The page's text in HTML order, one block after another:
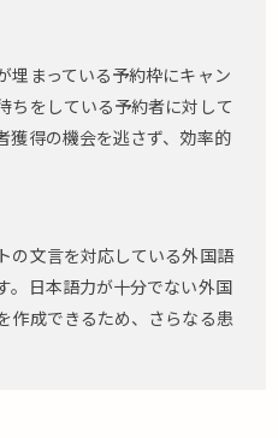
埋まっている予約枠にキャン
ちをしている予約者に対して
獲得の機会を逃さず、効率的
の文言を対応している外国語
。日本語力が十分でない外国
作成できるため、さらなる患